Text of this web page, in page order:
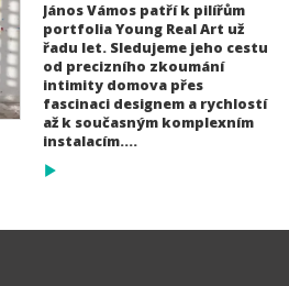
János Vámos patří k pilířům
portfolia Young Real Art už
řadu let. Sledujeme jeho cestu
od precizního zkoumání
intimity domova přes
fascinaci designem a rychlostí
až k současným komplexním
instalacím....